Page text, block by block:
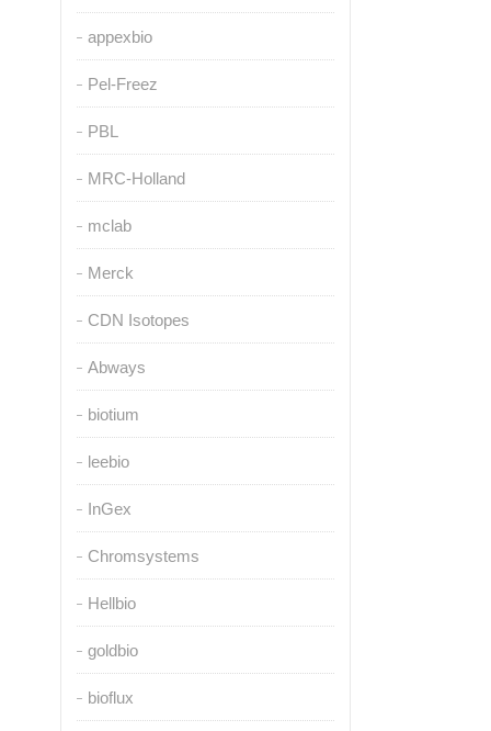
appexbio
Pel-Freez
PBL
MRC-Holland
mclab
Merck
CDN Isotopes
Abways
biotium
leebio
InGex
Chromsystems
Hellbio
goldbio
bioflux